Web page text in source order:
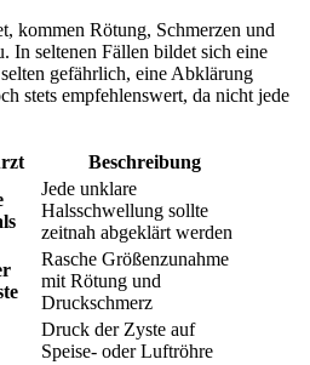
kommen Rötung, Schmerzen und
In seltenen Fällen bildet sich eine
gefährlich, eine Abklärung
stets empfehlenswert, da nicht jede
Beschreibung
Jede unklare
Halsschwellung sollte
zeitnah abgeklärt werden
Rasche Größenzunahme
mit Rötung und
Druckschmerz
Druck der Zyste auf
Speise- oder Luftröhre